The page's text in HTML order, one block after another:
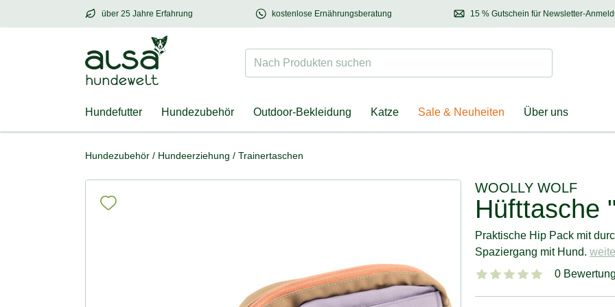
über 25 Jahre Erfahrung
über25 Jahre Erfahrung – mit Herz für Hund & Halter 15 % Gutschein für Newsletter-
Entdecken Sie
kostenlose Ernährungsberatung
Kontaktieren Sie unsere
Ernährungsberatung:
Nach Produkten suchen Suchen
Hundefutter Hundezubehör Outdoor-Bekleidung Katze Sale & Neuheiten Über uns
Hundezubehör / Hundeerziehung / Trainertaschen
WOOLLY WOLF
Hüfttasche
Praktische Hip Pack mit
Spaziergang mit Hund.
0